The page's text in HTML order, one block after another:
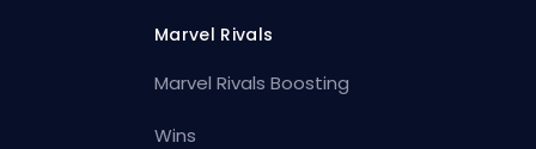
Marvel Rivals
Marvel Rivals Boosting
Wins